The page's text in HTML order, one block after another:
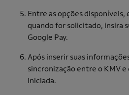
Entre as opções disponíveis,
quando for solicitado, insira
Google Pay.
Após inserir suas
sincronização entre o KMV e
iniciada.